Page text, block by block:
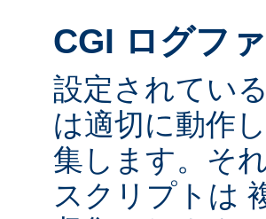
CGI ログフ
設定されてい
は適切に動作
集します。そ
スクリプトは